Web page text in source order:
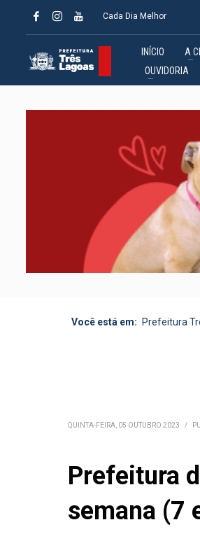
Cada Dia Melhor
INÍCIO A
OUVIDORIA
Você está em: Prefeitura
QUINTA-FEIRA, 05 OUTUBRO 2023 /
Prefeitura
semana (7